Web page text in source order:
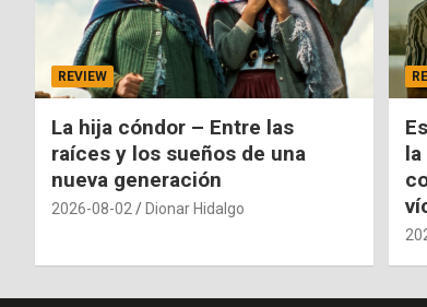
REVIEW
La hija cóndor – Entre las
raíces y los sueños de una
nueva generación
2026-08-02 Dionar Hidalgo